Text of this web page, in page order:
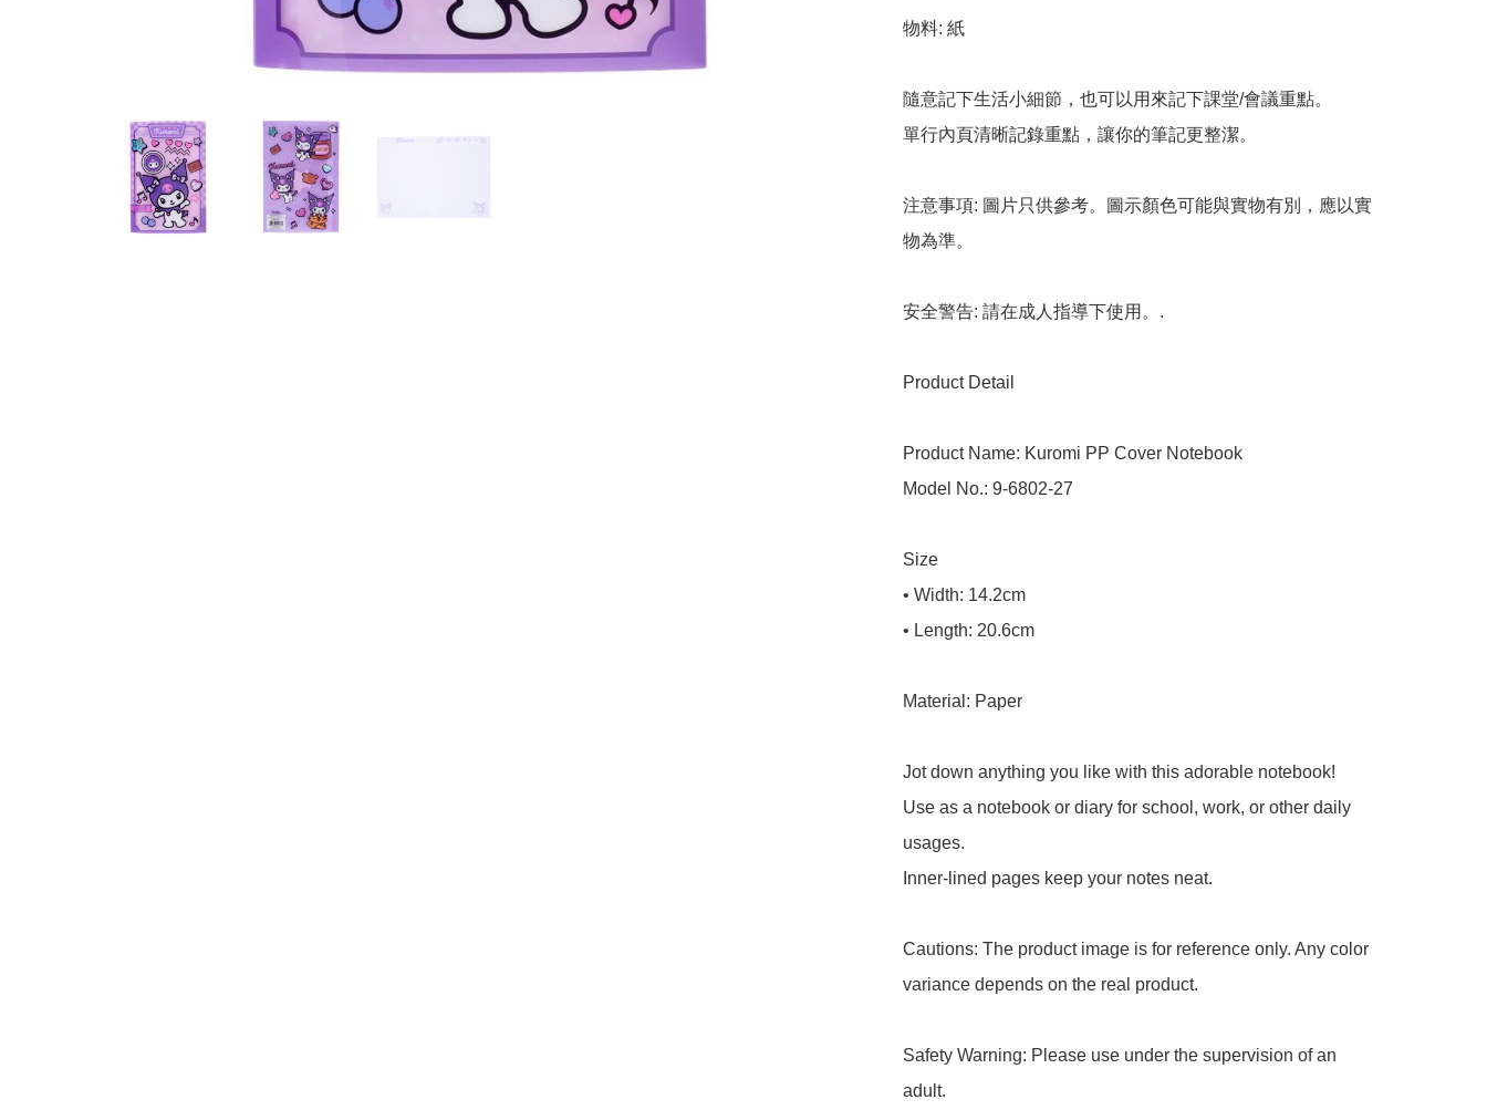
物料: 紙
隨意記下生活小細節，也可以用來記下課堂/會議重點。
單行內頁清晰記錄重點，讓你的筆記更整潔。
注意事項: 圖片只供參考。圖示顏色可能與實物有別，應以實
物為準。
安全警告: 請在成人指導下使用。.
Product Detail
Product Name: Kuromi PP Cover Notebook
Model No.: 9-6802-27
Size
• Width: 14.2cm
• Length: 20.6cm
Material: Paper
Jot down anything you like with this adorable notebook!
Use as a notebook or diary for school, work, or other daily
usages.
Inner-lined pages keep your notes neat.
Cautions: The product image is for reference only. Any color
variance depends on the real product.
Safety Warning: Please use under the supervision of an
adult.